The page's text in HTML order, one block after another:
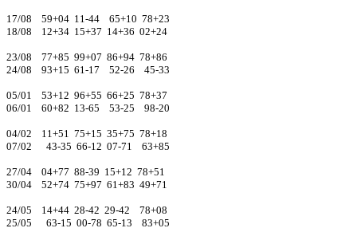
17/08 59+04 11-44 65+10 78+23
18/08 12+34 15+37 14+36 02+24
23/08 77+85 99+07 86+94 78+86
24/08 93+15 61-17 52-26 45-33
05/01 53+12 96+55 66+25 78+37
06/01 60+82 13-65 53-25 98-20
04/02 11+51 75+15 35+75 78+18
07/02 43-35 66-12 07-71 63+85
27/04 04+77 88-39 15+12 78+51
30/04 52+74 75+97 61+83 49+71
24/05 14+44 28-42 29-42 78+08
25/05 63-15 00-78 65-13 83+05